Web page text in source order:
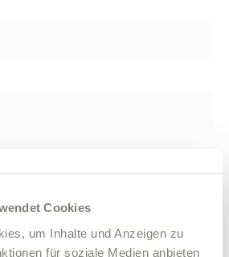
Cookies
um Inhalte und Anzeigen zu
für soziale Medien anbieten